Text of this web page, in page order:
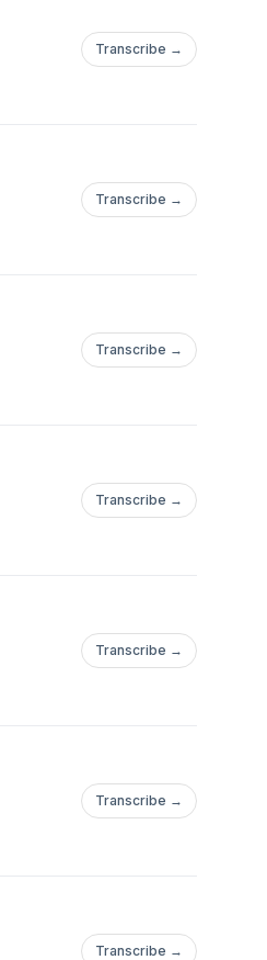
Transcribe →
Transcribe →
Transcribe →
Transcribe →
Transcribe →
Transcribe →
Transcribe →